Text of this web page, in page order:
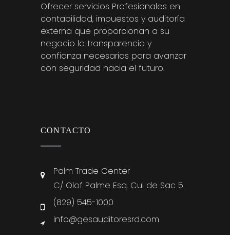
Ofrecer servicios Profesionales en
contabilidad, impuestos y auditoría
externa que proporcionan a su
negocio la transparencia y
confianza necesarias para avanzar
con seguridad hacia el futuro.
CONTACTO
Palm Trade Center
C/ Olof Palme Esq. Cul de Sac 5
(829) 545-1000
info@gesauditoresrd.com